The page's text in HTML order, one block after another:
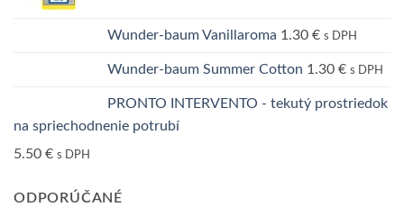
Wunder-baum Vanillaroma 1.30 € s DPH
Wunder-baum Summer Cotton 1.30 € s DPH
PRONTO INTERVENTO - tekutý prostriedok
na spriechodnenie potrubí
5.50 € s DPH
ODPORÚČANÉ